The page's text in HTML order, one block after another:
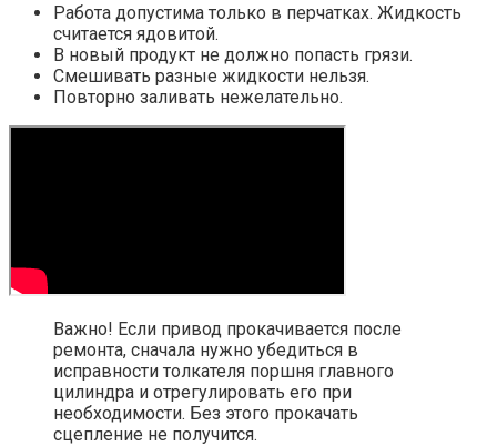
Работа допустима только в перчатках. Жидкость
считается ядовитой.
В новый продукт не должно попасть грязи.
Смешивать разные жидкости нельзя.
Повторно заливать нежелательно.
Важно! Если привод прокачивается после
ремонта, сначала нужно убедиться в
исправности толкателя поршня главного
цилиндра и отрегулировать его при
необходимости. Без этого прокачать
сцепление не получится.